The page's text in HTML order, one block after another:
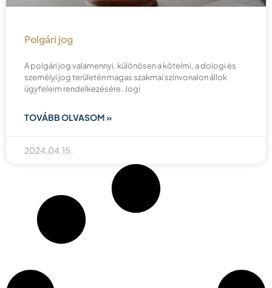
Polgári jog
A polgári jog valamennyi, különösen a kötelmi, a dologi és
személyi jog területén magas szakmai színvonalon állok
ügyfeleim rendelkezésére. Jogi
TOVÁBB OLVASOM »
2024.04.15.